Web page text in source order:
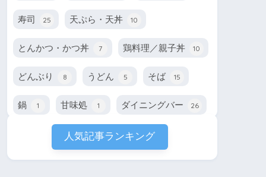
寿司 25 天ぷら・天丼 10
とんかつ・かつ丼 7 鶏料理／親子丼 10
どんぶり 8 うどん 5 そば 15
鍋 1 甘味処 1 ダイニングバー 26
人気記事ランキング